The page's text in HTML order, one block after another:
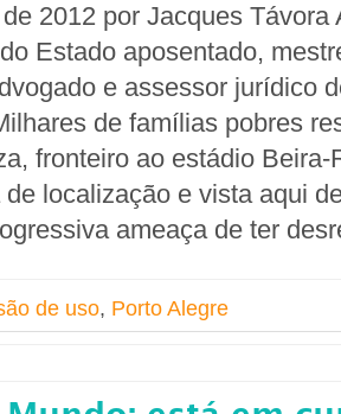
2012 por Jacques Távora
Estado aposentado,
e assessor jurídico
de famílias pobres
fronteiro ao estádio Beira-
localização e vista aqui
ameaça de ter
de uso, Porto Alegre